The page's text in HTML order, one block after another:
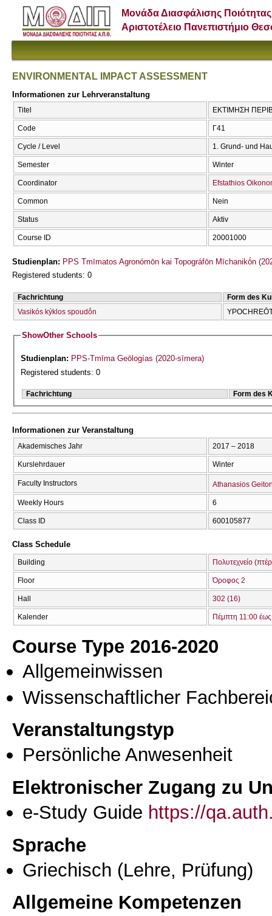
Μονάδα Διασφάλισης Ποιότητας
Αριστοτέλειο Πανεπιστήμιο
ENVIRONMENTAL IMPACT ASSESSMENT
Informationen zur Lehrveranstaltung
Titel ΕΚΤΙΜΗΣΗ
Code Γ41
Cycle / Level 1. Grund- und
Semester Winter
Coordinator Efstathios
Common Nein
Status Aktiv
Course ID 20001000
Studienplan: PPS Tmīmatos Agronómōn kai Topográfōn Mīchanikṓn
Registered students: 0
Fachrichtung
Form des
Vasikós kýklos spoudṓn
ShowOther Schools
Studienplan: PPS-Tmīma Geōlogías (2020-sīmera)
Registered students: 0
Fachrichtung Form des
Informationen zur Veranstaltung
Akademisches Jahr 2017 – 2018
Kurslehrdauer Winter
Faculty Instructors Athanasios
Weekly Hours 6
Class ID 600105877
Class Schedule
Building Πολυτεχνείο
Floor Όροφος 2
Hall 302 (16)
Kalender Πέμπτη 11:00
Course Type 2016-2020
Allgemeinwissen
Wissenschaftlicher
Veranstaltungstyp
Persönliche Anwesenheit
Elektronischer Zugang zu
e-Study Guide https://
Sprache
Griechisch (Lehre, Prüfung)
Allgemeine Kompetenzen